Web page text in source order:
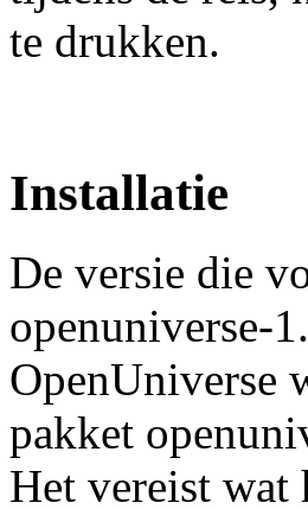
te drukken.
Installatie
De versie die
openuniverse-
OpenUniverse
pakket
Het vereist wat